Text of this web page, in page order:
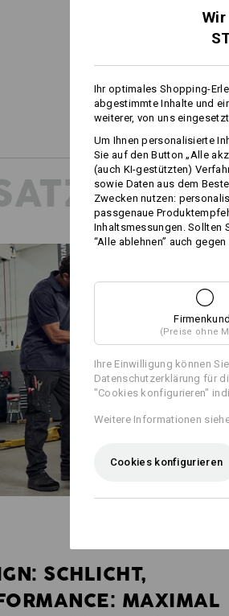
SCHLICHT,
MAXIMAL
Ihr optimales Shopping-
abgestimmte Inhalte und
weiterer, von uns
Um Ihnen personalisierte
Sie auf den Button „Alle
(auch KI-gestützten)
sowie Daten aus dem
Zwecken nutzen:
passgenaue
Inhaltsmessungen. Sollten
“Alle ablehnen” auch
(Preise ohne
Ihre Einwilligung können
Datenschutzerklärung für
"Cookies konfigurieren"
Weitere Informationen
Cookies konfigurieren